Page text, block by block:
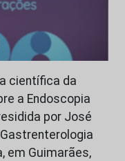
científica da
a Endoscopia
por José
em Guimarães,